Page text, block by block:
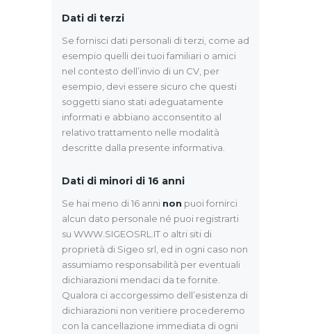
Dati di terzi
Se fornisci dati personali di terzi, come ad
esempio quelli dei tuoi familiari o amici
nel contesto dell’invio di un CV, per
esempio, devi essere sicuro che questi
soggetti siano stati adeguatamente
informati e abbiano acconsentito al
relativo trattamento nelle modalità
descritte dalla presente informativa.
Dati di minori di 16 anni
Se hai meno di 16 anni non puoi fornirci
alcun dato personale né puoi registrarti
su WWW.SIGEOSRL.IT o altri siti di
proprietà di Sigeo srl, ed in ogni caso non
assumiamo responsabilità per eventuali
dichiarazioni mendaci da te fornite.
Qualora ci accorgessimo dell’esistenza di
dichiarazioni non veritiere procederemo
con la cancellazione immediata di ogni